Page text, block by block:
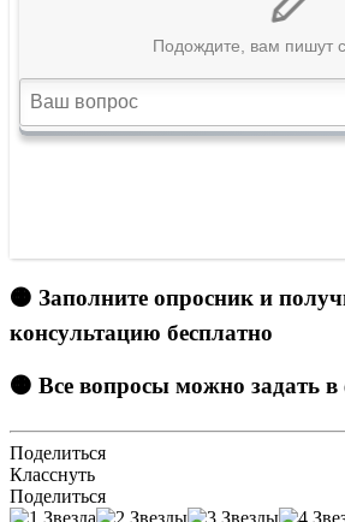
🟠 Заполните опросник и
консультацию бесплатно
🟠 Все вопросы можно задать
Поделиться
Класснуть
Поделиться